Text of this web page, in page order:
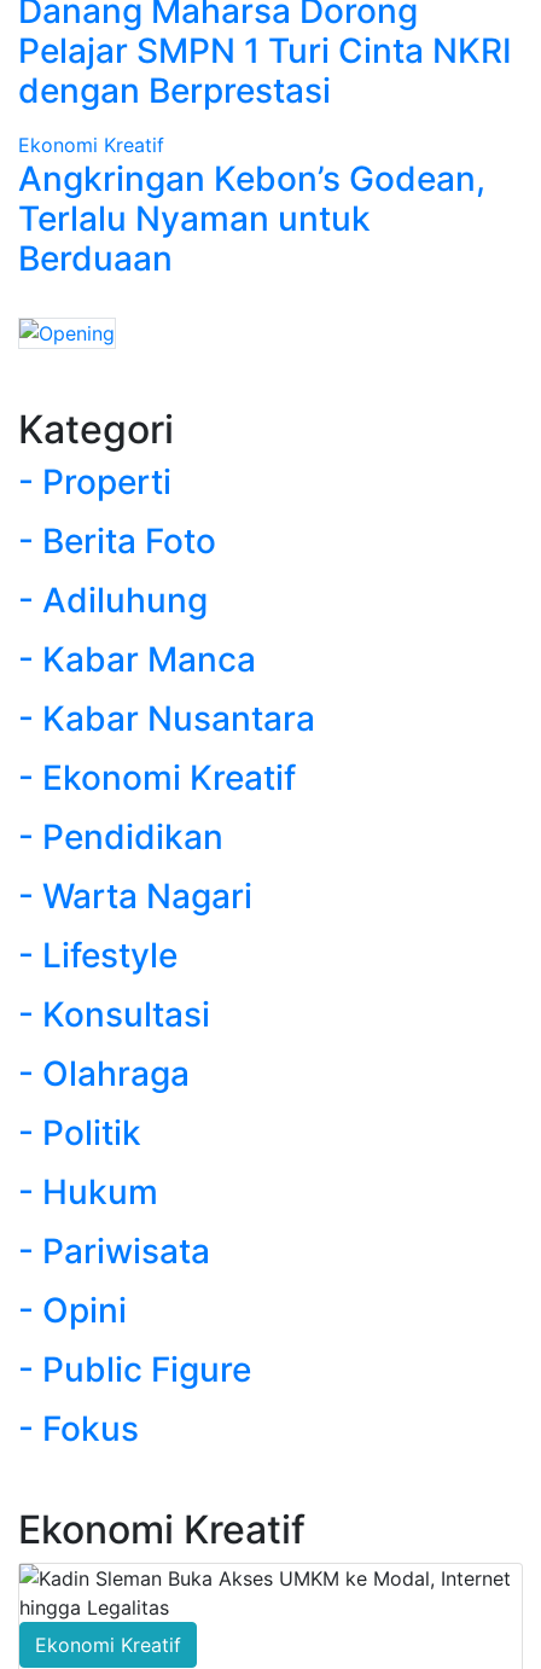
Danang Maharsa Dorong
Pelajar SMPN 1 Turi Cinta NKRI
dengan Berprestasi
Ekonomi Kreatif
Angkringan Kebon’s Godean,
Terlalu Nyaman untuk
Berduaan
Kategori
- Properti
- Berita Foto
- Adiluhung
- Kabar Manca
- Kabar Nusantara
- Ekonomi Kreatif
- Pendidikan
- Warta Nagari
- Lifestyle
- Konsultasi
- Olahraga
- Politik
- Hukum
- Pariwisata
- Opini
- Public Figure
- Fokus
Ekonomi Kreatif
Ekonomi Kreatif